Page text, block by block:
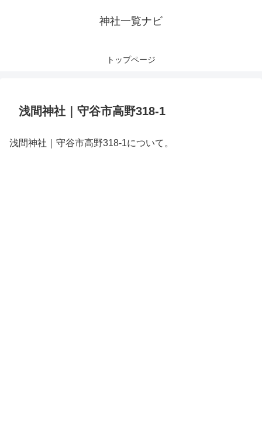
神社一覧ナビ
トップページ
浅間神社｜守谷市高野318-1
浅間神社｜守谷市高野318-1について。